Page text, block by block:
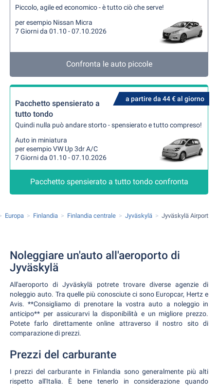
Piccolo, agile ed economico - è tutto ciò che serve!
per esempio Nissan Micra
7 Giorni da 01.10 - 07.10.2026
Confronta le auto piccole
a partire da 44 € al giorno
Pacchetto spensierato a
tutto tondo
Quindi nulla può andare storto - spensierato e tutto compreso!
Auto in miniatura
per esempio VW Up 3dr A/C
7 Giorni da 01.10 - 07.10.2026
Pacchetto spensierato a tutto tondo confronta
Europa Finlandia Finlandia centrale Jyväskylä Jyväskylä Airport
Noleggiare un'auto all'aeroporto di
Jyväskylä
All'aeroporto di Jyväskylä potrete trovare diverse agenzie di
noleggio auto. Tra quelle più conosciute ci sono Europcar, Hertz e
Avis. **Consigliamo di prenotare la vostra auto a noleggio in
anticipo** per assicurarvi la disponibilità e un migliore prezzo.
Potete farlo direttamente online attraverso il nostro sito di
comparazione di prezzi.
Prezzi del carburante
I prezzi del carburante in Finlandia sono generalmente più alti
rispetto all'Italia. È bene tenerlo in considerazione quando